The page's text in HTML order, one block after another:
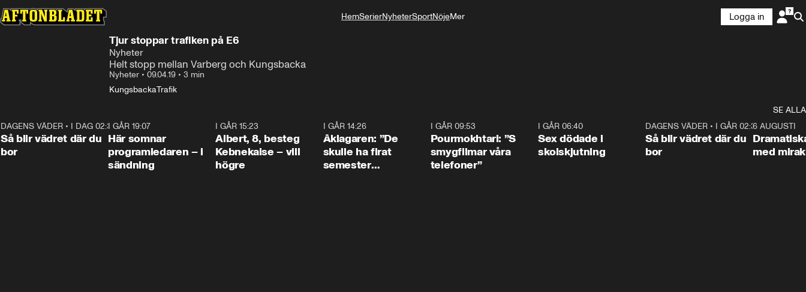
HemSerierNyheterSportNöjeMer
Logga in
Tjur stoppar trafiken på E6
Nyheter
Helt stopp mellan Varberg och Kungsbacka
Nyheter • 09.04.19 • 3 min
KungsbackaTrafik
SE ALLA
1:06
DAGENS VÄDER • I DAG 02:30
Så blir vädret där du
bor
I GÅR 19:07
Här somnar
programledaren – i
sändning
I GÅR 15:23
Albert, 8, besteg
Kebnekaise – vill
högre
I GÅR 14:26
Åklagaren: ”De
skulle ha firat
semester
I GÅR 09:53
Pourmokhtari: ”S
smygfilmar våra
telefoner”
I GÅR 06:40
Sex dödade i
skolskjutning
1:06
DAGENS VÄDER • I GÅR 02:30
Så blir vädret där du
bor
6 AUGUSTI
med